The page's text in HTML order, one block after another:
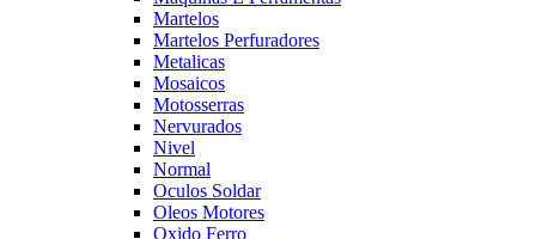
Martelos
Martelos Perfuradores
Metalicas
Mosaicos
Motosserras
Nervurados
Nivel
Normal
Oculos Soldar
Oleos Motores
Oxido Ferro